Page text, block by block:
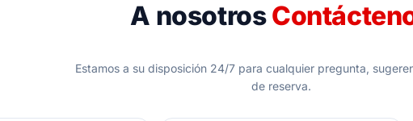
A nosotros
Estamos a su disposición 24/7 para cualquier pregunta,
de reserva.